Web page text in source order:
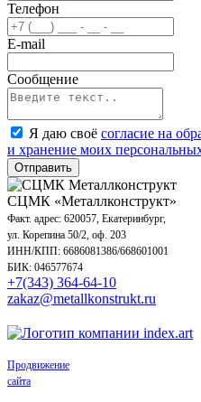
Телефон
E-mail
Сообщение
Я даю своё согласие на
и хранение моих
Отправить
СЦМК «Металлконструкт»
Факт. адрес: 620057, Екатеринбург,
ул. Корепина 50/2, оф. 203
ИНН/КПП: 6686081386/668601001
БИК: 046577674
+7(343) 364-64-10
zakaz@metallkonstrukt.ru
Продвижение
сайта